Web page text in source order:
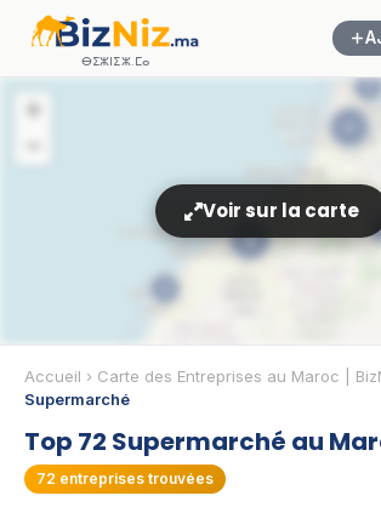
ⴱⵉⵣⵏⵉⵣ.ⵎⴰ
Accueil › Carte des Entreprises au Maroc |
Supermarché
Top 72 Supermarché au
72 entreprises trouvées
2
5
3
33
+
−
Voir sur la carte